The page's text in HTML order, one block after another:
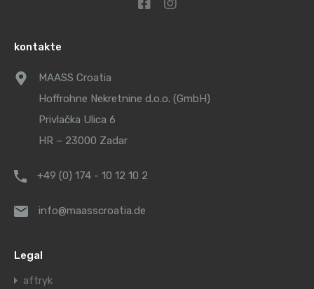
kontakte
MAASS Croatia
Hoffrohne Nekretnine d.o.o. (GmbH)
Privlačka Ulica 6
HR – 23000 Zadar
+49 (0) 174 - 10 12 10 2
info@maasscroatia.de
Legal
aftryk